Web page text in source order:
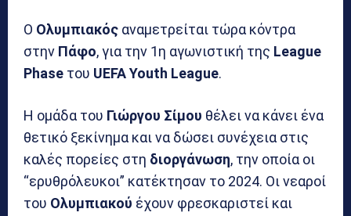
Ο Ολυμπιακός αναμετρείται τώρα κόντρα
στην Πάφο, για την 1η αγωνιστική της League
Phase του UEFA Youth League.
Η ομάδα του Γιώργου Σίμου θέλει να κάνει ένα
θετικό ξεκίνημα και να δώσει συνέχεια στις
καλές πορείες στη διοργάνωση, την οποία οι
“ερυθρόλευκοι” κατέκτησαν το 2024. Οι νεαροί
του Ολυμπιακού έχουν φρεσκαριστεί και